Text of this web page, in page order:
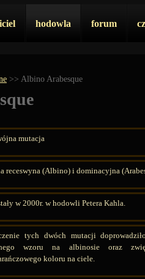
hodowla forum
>> Albino Arabesque
mutacja
receswyna (Albino) i dominacyjna
w 2000r. w hodowli Petera Kahla.
tych dwóch mutacji
wzoru na albinosie oraz
koloru na ciele.